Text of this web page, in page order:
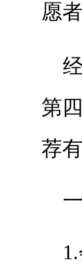
愿
第
荐
1.